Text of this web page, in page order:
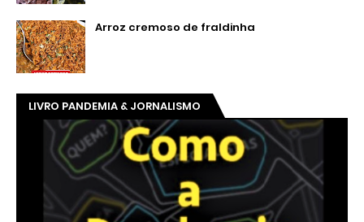
Arroz cremoso de fraldinha
LIVRO PANDEMIA & JORNALISMO